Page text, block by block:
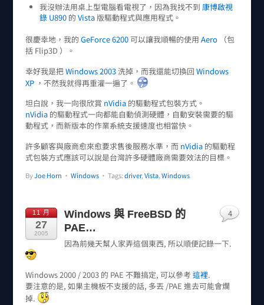
我沒辦法用桌上型電腦看電視了，因為我找不到 康博啟視
錄 U890的 Vista版驅動程式與應用程式。
很慶幸地，我的 GeForce 6200可以讓我順暢的使用 Aero（包
括 Flip3D ）。
幸好我是把Windows 2003洗掉，而我還能切換回 Windows
XP，不然我就得再重灌一遍了。
坦白說，我一向很欣賞 nVidia的驅動程式包裝方式。
nVidia的驅動程式一向都能自動偵測硬體，自動安裝需要的驅
動程式，而新版本的作業系統支援速度也相當快。
許多顧客與廠商愈來愈要求售後服務水準，而 nVidia的驅動程
式包裝方式應該可以說是台灣許多硬體廠商需要效法的目標。
ByJoe Horn • Windows • Tags:driver,Vista,Windows
11 月
27
2005
Windows 與 FreeBSD 的
PAE…
因為前幾天幫人家弄這個東西, 所以順便記錄一下.
Windows 2000 / 2003 的 PAE 不難搞定, 可以參考 這裡.
要注意的是, 如果主機板不支援的話, 多丟 /PAE 進去可能會爛
掉.
4